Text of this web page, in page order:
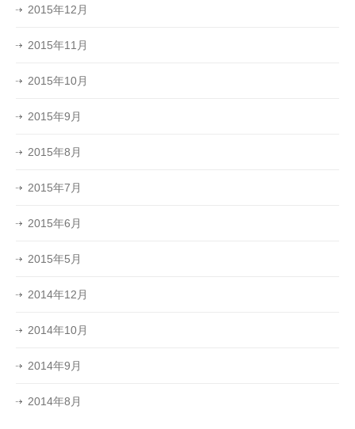
2015年12月
2015年11月
2015年10月
2015年9月
2015年8月
2015年7月
2015年6月
2015年5月
2014年12月
2014年10月
2014年9月
2014年8月